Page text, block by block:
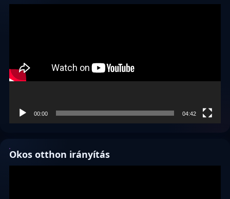
00:00 04:42
Okos otthon irányítás